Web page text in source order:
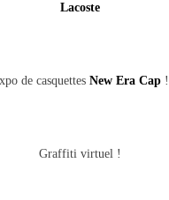
Lacoste
de casquettes New Era Cap!
Graffiti virtuel !